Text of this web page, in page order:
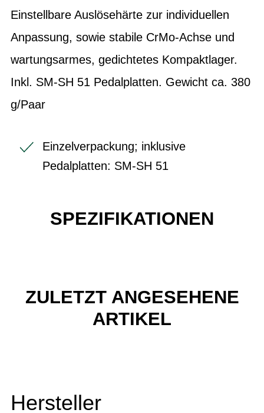
Einstellbare Auslösehärte zur individuellen
Anpassung, sowie stabile CrMo-Achse und
wartungsarmes, gedichtetes Kompaktlager.
Inkl. SM-SH 51 Pedalplatten. Gewicht ca. 380
g/Paar
Einzelverpackung; inklusive
Pedalplatten: SM-SH 51
SPEZIFIKATIONEN
ZULETZT ANGESEHENE
ARTIKEL
Hersteller